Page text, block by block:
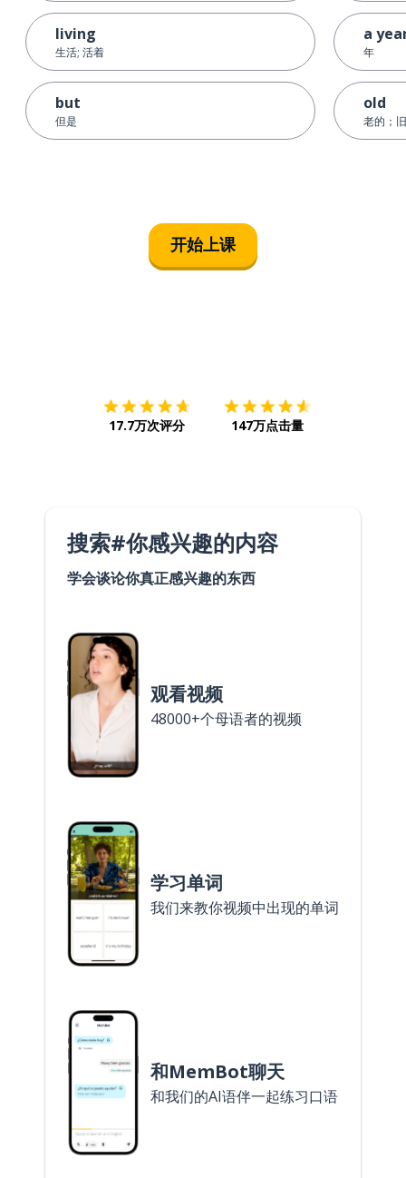
living
生活; 活着
but
但是
a
年
old
老的；
开始上课
17.7万次评分 147万点击量
搜索#你感兴趣的内容
学会谈论你真正感兴趣的东西
观看视频
48000+个母语者的视频
学习单词
我们来教你视频中出现的单词
和MemBot聊天
和我们的AI语伴一起练习口语